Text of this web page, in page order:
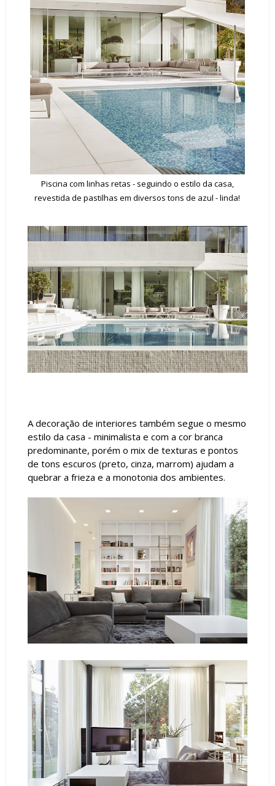
Piscina com linhas retas - seguindo o estilo da casa,
revestida de pastilhas em diversos tons de azul - linda!
A decoração de interiores também segue o mesmo
estilo da casa - minimalista e com a cor branca
predominante, porém o mix de texturas e pontos
de tons escuros (preto, cinza, marrom) ajudam a
quebrar a frieza e a monotonia dos ambientes.